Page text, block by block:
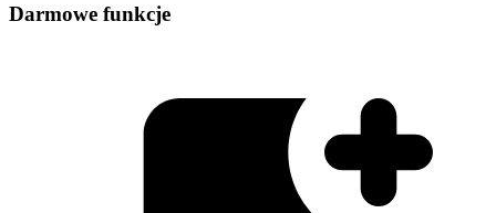
Darmowe funkcje